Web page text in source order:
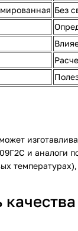
Без
и аналоги